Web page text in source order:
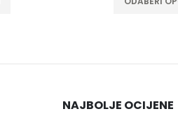
NAJBOLJE OCIJENE